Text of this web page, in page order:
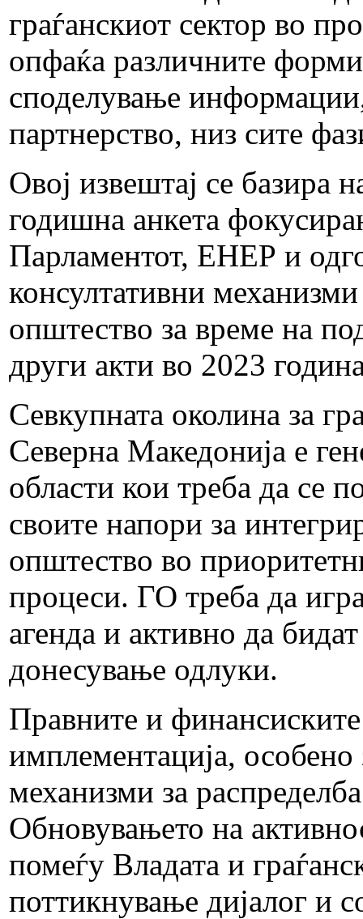
граѓанскиот сектор во
опфаќа различните
споделување
партнерство, низ сите
Овој извештај се базира
годишна анкета
Парламентот, ЕНЕР и
консултативни
општество за време на
други акти во 2023
Севкупната околина за
Северна Македонија е
области кои треба да се
своите напори за
општество во
процеси. ГО треба да
агенда и активно да
донесување одлуки.
Правните и
имплементација, особено
механизми за
Обновувањето на
помеѓу Владата и
поттикнување дијалог и